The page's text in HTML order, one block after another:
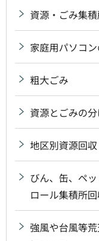
資源・ごみ集
家庭用パソコ
粗大ごみ
資源とごみの
地区別資源回
びん、缶、ペ
ロール集積所
強風や台風等